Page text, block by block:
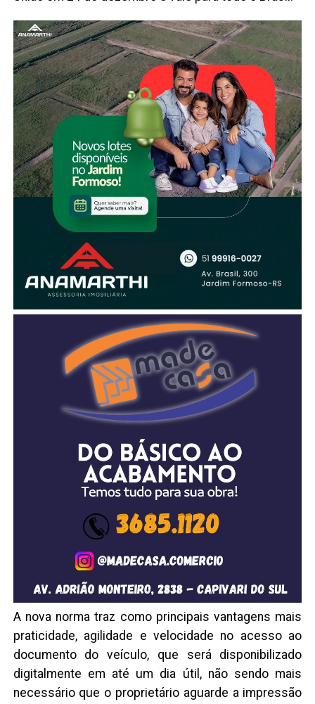
A nova norma traz como principais vantagens mais
praticidade, agilidade e velocidade no acesso ao
documento do veículo, que será disponibilizado
digitalmente em até um dia útil, não sendo mais
necessário que o proprietário aguarde a impressão